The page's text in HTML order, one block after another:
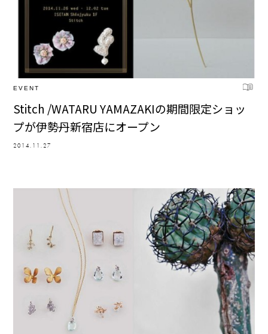
EVENT
Stitch /WATARU YAMAZAKIの期間限定ショッ
プが伊勢丹新宿店にオープン
2014.11.27